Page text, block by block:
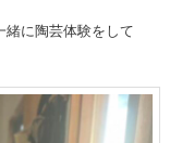
に陶芸体験をして